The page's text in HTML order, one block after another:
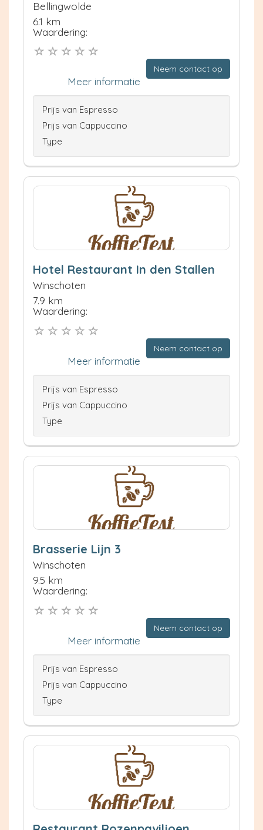
Bellingwolde
6.1 km
Waardering:
Neem contact op
Meer informatie
Prijs van Espresso
Prijs van Cappuccino
Type
Hotel Restaurant In den Stallen
Winschoten
7.9 km
Waardering:
Neem contact op
Meer informatie
Prijs van Espresso
Prijs van Cappuccino
Type
Brasserie Lijn 3
Winschoten
9.5 km
Waardering:
Neem contact op
Meer informatie
Prijs van Espresso
Prijs van Cappuccino
Type